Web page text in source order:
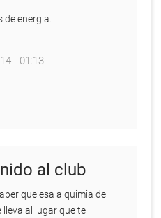
de energia.
- 01:13
al club
que esa alquimia de
lleva al lugar que te